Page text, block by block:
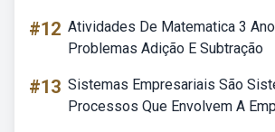
#12 Atividades De Matematica 3
Problemas Adição E Subtração
#13 Sistemas Empresariais São
Processos Que Envolvem A